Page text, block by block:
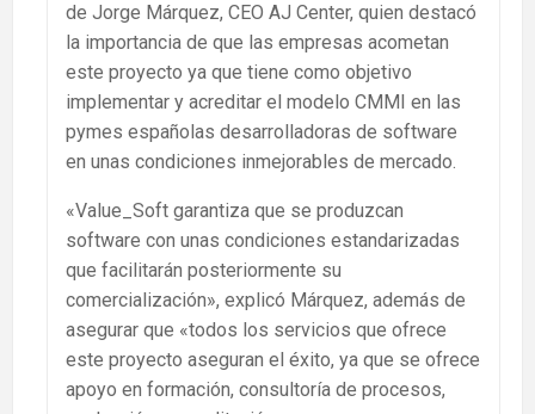
de Jorge Márquez, CEO AJ Center, quien destacó
la importancia de que las empresas acometan
este proyecto ya que tiene como objetivo
implementar y acreditar el modelo CMMI en las
pymes españolas desarrolladoras de software
en unas condiciones inmejorables de mercado.
«Value_Soft garantiza que se produzcan
software con unas condiciones estandarizadas
que facilitarán posteriormente su
comercialización», explicó Márquez, además de
asegurar que «todos los servicios que ofrece
este proyecto aseguran el éxito, ya que se ofrece
apoyo en formación, consultoría de procesos,